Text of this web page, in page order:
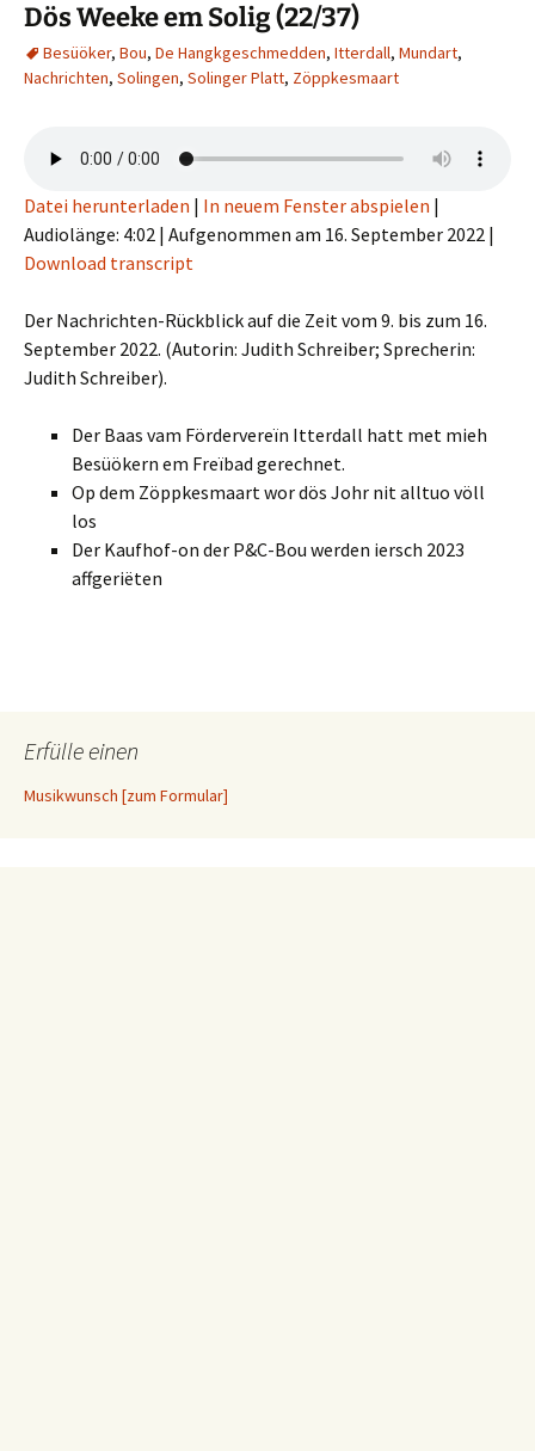
Dös Weeke em Solig (22/37)
Besüöker, Bou, De Hangkgeschmedden, Itterdall, Mundart,
Nachrichten, Solingen, Solinger Platt, Zöppkesmaart
Datei herunterladen | In neuem Fenster abspielen |
Audiolänge: 4:02 | Aufgenommen am 16. September 2022 |
Download transcript
Der Nachrichten-Rückblick auf die Zeit vom 9. bis zum 16.
September 2022. (Autorin: Judith Schreiber; Sprecherin:
Judith Schreiber).
Der Baas vam Fördervereïn Itterdall hatt met mieh
Besüökern em Freïbad gerechnet.
Op dem Zöppkesmaart wor dös Johr nit alltuo völl
los
Der Kaufhof-on der P&C-Bou werden iersch 2023
affgeriëten
Erfülle einen
Musikwunsch [zum Formular]